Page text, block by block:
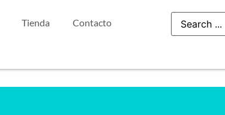
Tienda Contacto